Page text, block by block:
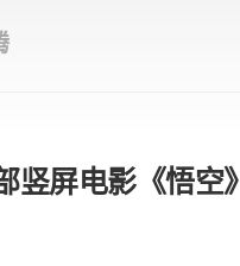
竖屏电影《悟空》